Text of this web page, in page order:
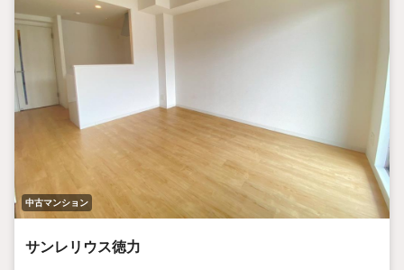
中古マンション
サンレリウス徳力